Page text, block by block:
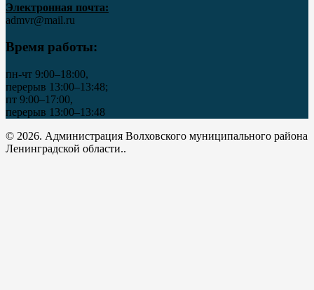
Электронная почта:
admvr@mail.ru
Время работы:
пн-чт 9:00–18:00,
перерыв 13:00–13:48;
пт 9:00–17:00,
перерыв 13:00–13:48
© 2026. Администрация Волховского муниципального района
Ленинградской области..